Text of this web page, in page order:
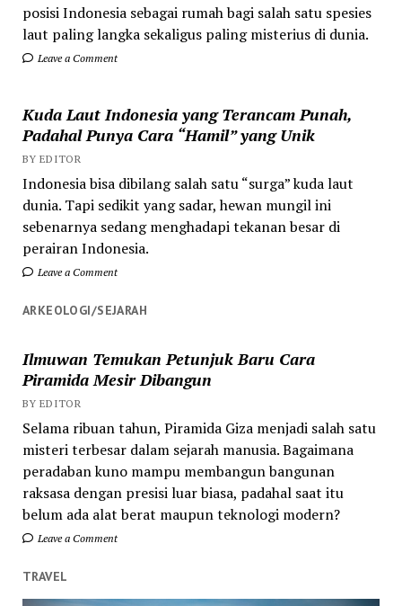
posisi Indonesia sebagai rumah bagi salah satu spesies
laut paling langka sekaligus paling misterius di dunia.
Leave a Comment
Kuda Laut Indonesia yang Terancam Punah,
Padahal Punya Cara “Hamil” yang Unik
BY EDITOR
Indonesia bisa dibilang salah satu “surga” kuda laut
dunia. Tapi sedikit yang sadar, hewan mungil ini
sebenarnya sedang menghadapi tekanan besar di
perairan Indonesia.
Leave a Comment
ARKEOLOGI/SEJARAH
Ilmuwan Temukan Petunjuk Baru Cara
Piramida Mesir Dibangun
BY EDITOR
Selama ribuan tahun, Piramida Giza menjadi salah satu
misteri terbesar dalam sejarah manusia. Bagaimana
peradaban kuno mampu membangun bangunan
raksasa dengan presisi luar biasa, padahal saat itu
belum ada alat berat maupun teknologi modern?
Leave a Comment
TRAVEL